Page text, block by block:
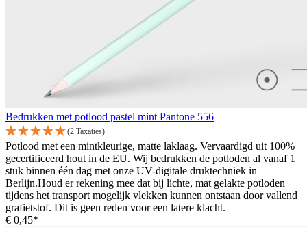
Bedrukken met potlood pastel mint Pantone 556
(2 Taxaties)
Potlood met een mintkleurige, matte laklaag. Vervaardigd uit 100%
gecertificeerd hout in de EU. Wij bedrukken de potloden al vanaf 1
stuk binnen één dag met onze UV-digitale druktechniek in
Berlijn.Houd er rekening mee dat bij lichte, mat gelakte potloden
tijdens het transport mogelijk vlekken kunnen ontstaan door vallend
grafietstof. Dit is geen reden voor een latere klacht.
€ 0,45*